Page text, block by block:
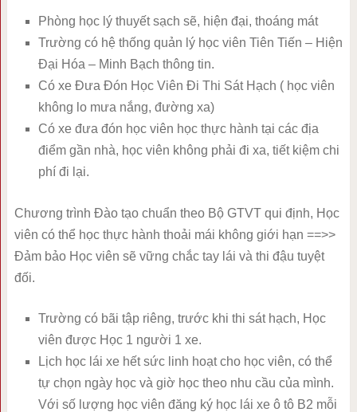
Phòng học lý thuyết sạch sẽ, hiện đại, thoáng mát
Trường có hệ thống quản lý học viên Tiên Tiến – Hiện
Đại Hóa – Minh Bạch thông tin.
Có xe Đưa Đón Học Viên Đi Thi Sát Hạch ( học viên
không lo mưa nắng, đường xa)
Có xe đưa đón học viên học thực hành tại các địa
điểm gần nhà, học viên không phải đi xa, tiết kiệm chi
phí đi lại.
Chương trình Đào tạo chuẩn theo Bộ GTVT qui định, Học
viên có thể học thực hành thoải mái không giới hạn ==>>
Đảm bảo Học viên sẽ vững chắc tay lái và thi đậu tuyệt
đối.
Trường có bãi tập riêng, trước khi thi sát hạch, Học
viên được Học 1 người 1 xe.
Lịch học lái xe hết sức linh hoạt cho học viên, có thể
tự chọn ngày học và giờ học theo nhu cầu của mình.
Với số lượng học viên đăng ký học lái xe ô tô B2 mỗi